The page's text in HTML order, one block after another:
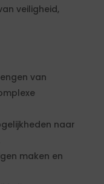
veiligheid,
van
naar
maken en